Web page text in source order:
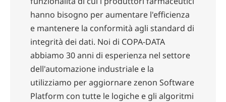
hanno bisogno per aumentare l'efficienza
e mantenere la conformità agli standard di
integrità dei dati. Noi di COPA-DATA
abbiamo 30 anni di esperienza nel settore
dell'automazione industriale e la
utilizziamo per aggiornare zenon Software
Platform con tutte le logiche e gli algoritmi